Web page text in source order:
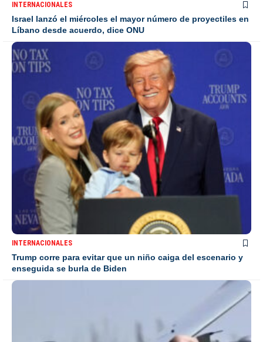
INTERNACIONALES
Israel lanzó el miércoles el mayor número de proyectiles en
Líbano desde acuerdo, dice ONU
INTERNACIONALES
Trump corre para evitar que un niño caiga del escenario y
enseguida se burla de Biden